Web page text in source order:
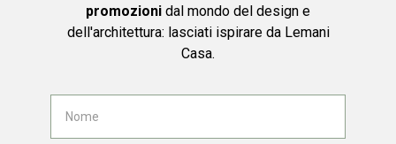
promozioni dal mondo del design e
dell'architettura: lasciati ispirare da Lemani
Casa.